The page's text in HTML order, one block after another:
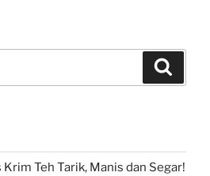
Teh Tarik, Manis dan Segar!